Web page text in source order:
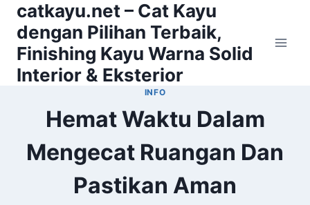
Skip
content
catkayu.net – Cat Kayu
dengan Pilihan Terbaik,
Finishing Kayu Warna Solid
Interior & Eksterior
INFO
Hemat Waktu Dalam
Mengecat Ruangan Dan
Pastikan Aman